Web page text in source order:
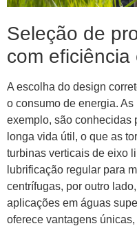
Seleção de
com eficiência
A escolha do design
o consumo de energia.
exemplo, são conhecidas
longa vida útil, o que as
turbinas verticais de eixo
lubrificação regular para
centrífugas, por outro
aplicações em águas
oferece vantagens